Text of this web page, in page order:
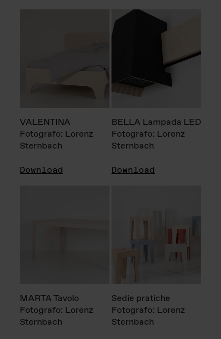
VALENTINA
Fotografo: Lorenz
Sternbach
Download
BELLA Lampada LED
Fotografo: Lorenz
Sternbach
Download
MARTA Tavolo
Fotografo: Lorenz
Sternbach
Sedie pratiche
Fotografo: Lorenz
Sternbach